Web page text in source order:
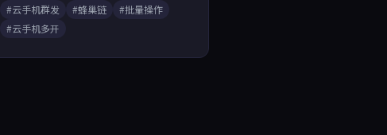
#云手机群发
#蜂巢链
#批量操作
#云手机多开